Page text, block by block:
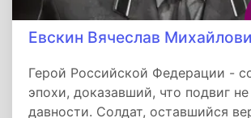
Евскин Вячеслав
Герой Российской Федерации -
эпохи, доказавший, что подвиг
давности. Солдат, оставшийся